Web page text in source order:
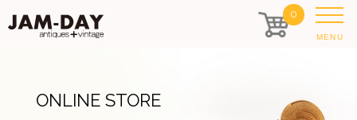
0
MENU
ONLINE STORE